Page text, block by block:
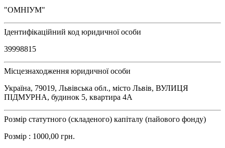
"ОМНІУМ"
Ідентифікаційний код юридичної особи
39998815
Місцезнаходження юридичної особи
Україна, 79019, Львівська обл., місто Львів, ВУЛИЦЯ
ПІДМУРНА, будинок 5, квартира 4А
Розмір статутного (складеного) капіталу (пайового фонду)
Розмір : 1000,00 грн.